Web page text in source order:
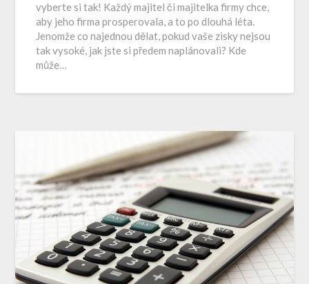
vyberte si tak! Každý majitel či majitelka firmy chce,
aby jeho firma prosperovala, a to po dlouhá léta.
Jenomže co najednou dělat, pokud vaše zisky nejsou
tak vysoké, jak jste si předem naplánovali? Kde
může…